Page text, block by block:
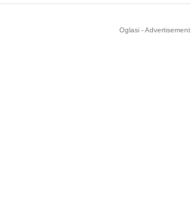
Oglasi - Advertisement